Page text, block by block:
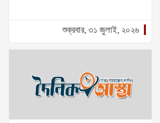
শুক্রবার, ৩১ জুলাই, ২০২৬